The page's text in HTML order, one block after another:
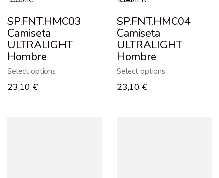
SP.FNT.HMC03
Camiseta
ULTRALIGHT
Hombre
Select options
23,10 €
SP.FNT.HMC04
Camiseta
ULTRALIGHT
Hombre
Select options
23,10 €